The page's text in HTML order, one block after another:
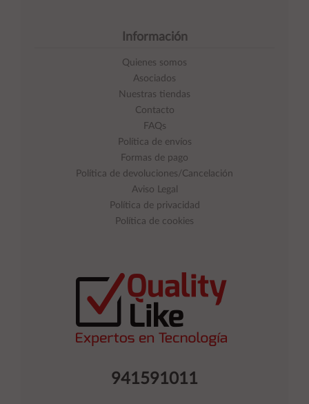
941591011
Información
Quienes somos
Asociados
Nuestras tiendas
Contacto
FAQs
Política de envíos
Formas de pago
Política de devoluciones/Cancelación
Aviso Legal
Política de privacidad
Política de cookies